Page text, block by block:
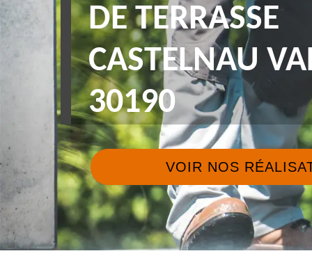
DE TERRASSE
CASTELNAU
30190
VOIR NOS